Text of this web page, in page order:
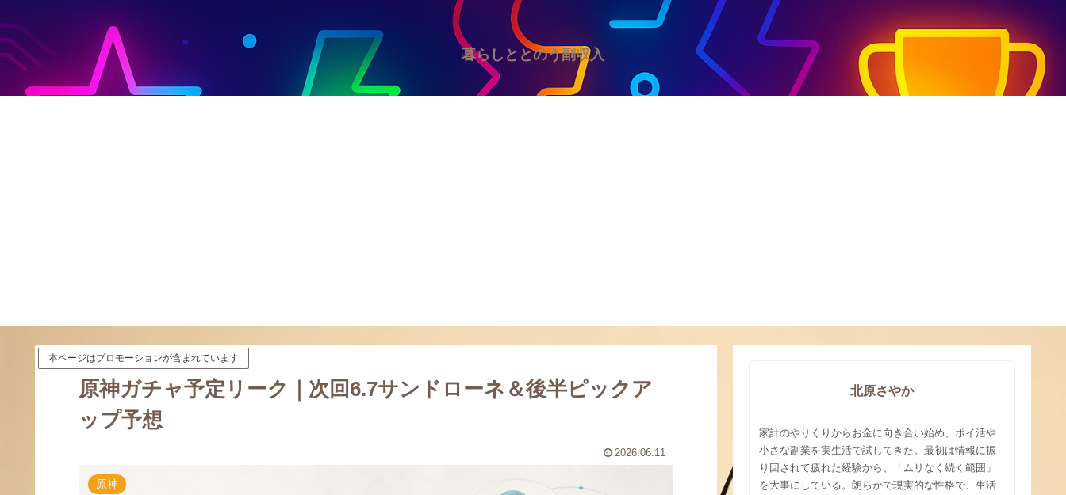
暮らしととのう副収入
本ページはプロモーションが含まれています
原神ガチャ予定リーク｜次回6.7サンドローネ＆後半ピックア
ップ予想
2026.06.11
原神
北原さやか
家計のやりくりからお金に向き合い始め、ポイ活や
小さな副業を実生活で試してきた。最初は情報に振
り回されて疲れた経験から、「ムリなく続く範囲」
を大事にしている。朗らかで現実的な性格で、生活